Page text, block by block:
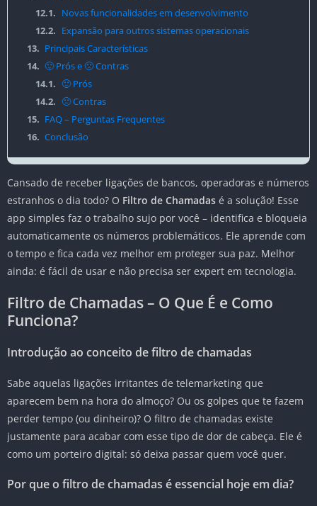
12.1. Novas funcionalidades em desenvolvimento
12.2. Expansão para outros sistemas operacionais
13. Principais Características
14. 🙂 Prós e 🙁 Contras
14.1. 🙂 Prós
14.2. 🙁 Contras
15. FAQ – Perguntas Frequentes
16. Conclusão
Cansado de receber ligações de bancos, operadoras e números
estranhos o dia todo? O Filtro de Chamadas é a solução! Esse
app simples faz o trabalho sujo por você – identifica e bloqueia
automaticamente os números problemáticos. Ele aprende com
o tempo e fica cada vez melhor em proteger sua paz. Melhor
ainda: é fácil de usar e não precisa ser expert em tecnologia.
Filtro de Chamadas – O Que É e Como
Funciona?
Introdução ao conceito de filtro de chamadas
Sabe aquelas ligações irritantes de telemarketing que
aparecem bem na hora do almoço? Ou os golpes que te fazem
perder tempo (ou dinheiro)? O filtro de chamadas existe
justamente para acabar com esse tipo de dor de cabeça. Ele é
como um porteiro digital: só deixa passar quem você quer.
Por que o filtro de chamadas é essencial hoje em dia?